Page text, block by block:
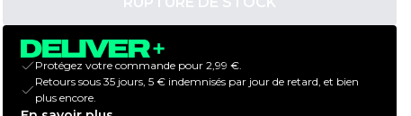
Protégez votre commande pour 2,99 €.
Retours sous 35 jours, 5 € indemnisés par jour de retard, et bien
plus encore.